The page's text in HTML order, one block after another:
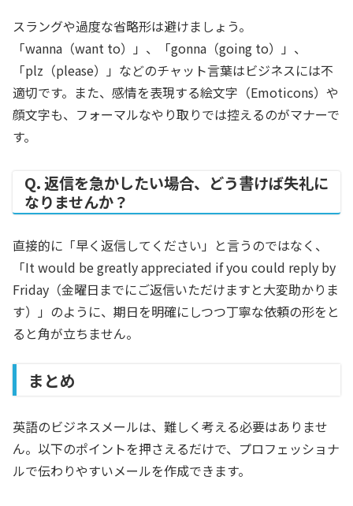
スラングや過度な省略形は避けましょう。
「wanna（want to）」、「gonna（going to）」、
「plz（please）」などのチャット言葉はビジネスには不
適切です。また、感情を表現する絵文字（Emoticons）や
顔文字も、フォーマルなやり取りでは控えるのがマナーで
す。
Q. 返信を急かしたい場合、どう書けば失礼に
なりませんか？
直接的に「早く返信してください」と言うのではなく、
「It would be greatly appreciated if you could reply by
Friday（金曜日までにご返信いただけますと大変助かりま
す）」のように、期日を明確にしつつ丁寧な依頼の形をと
ると角が立ちません。
まとめ
英語のビジネスメールは、難しく考える必要はありませ
ん。以下のポイントを押さえるだけで、プロフェッショナ
ルで伝わりやすいメールを作成できます。